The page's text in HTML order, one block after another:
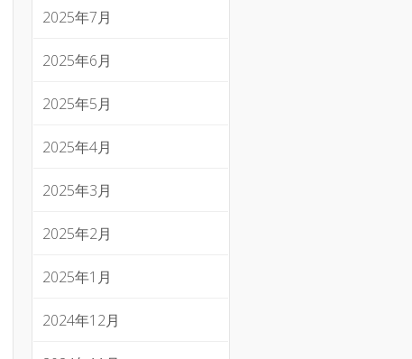
2025年7月
2025年6月
2025年5月
2025年4月
2025年3月
2025年2月
2025年1月
2024年12月